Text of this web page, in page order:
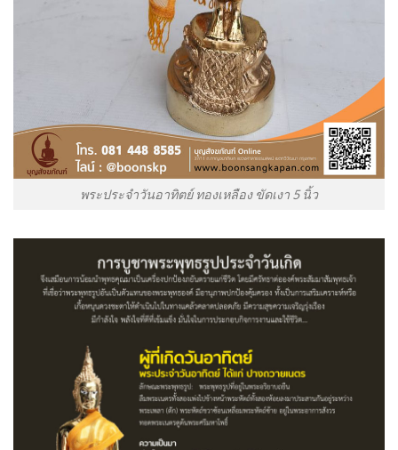
พระประจำวันอาทิตย์ ทองเหลือง ขัดเงา 5 นิ้ว